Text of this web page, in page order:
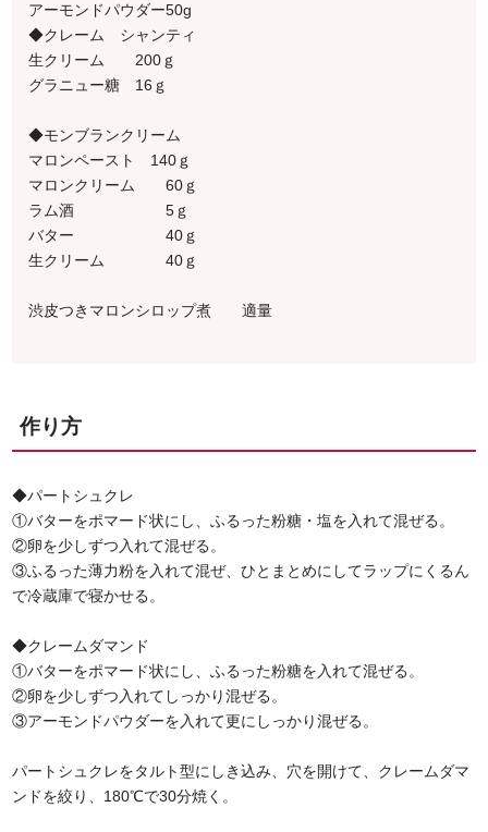
アーモンドパウダー50g
◆クレーム シャンティ
生クリーム 200ｇ
グラニュー糖 16ｇ
◆モンブランクリーム
マロンペースト 140ｇ
マロンクリーム 60ｇ
ラム酒 5ｇ
バター 40ｇ
生クリーム 40ｇ
渋皮つきマロンシロップ煮 適量
作り方
◆パートシュクレ
①バターをポマード状にし、ふるった粉糖・塩を入れて混ぜる。
②卵を少しずつ入れて混ぜる。
③ふるった薄力粉を入れて混ぜ、ひとまとめにしてラップにくるん
で冷蔵庫で寝かせる。
◆クレームダマンド
①バターをポマード状にし、ふるった粉糖を入れて混ぜる。
②卵を少しずつ入れてしっかり混ぜる。
③アーモンドパウダーを入れて更にしっかり混ぜる。
パートシュクレをタルト型にしき込み、穴を開けて、クレームダマ
ンドを絞り、180℃で30分焼く。